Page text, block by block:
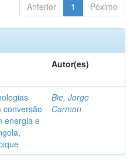
Anterior 1 Póximo
Autor(es)
conversão
energia e
Bie, Jorge
Carmon